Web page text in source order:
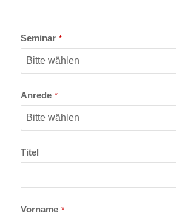
Company
Seminar *
Anrede *
Titel
Vorname *